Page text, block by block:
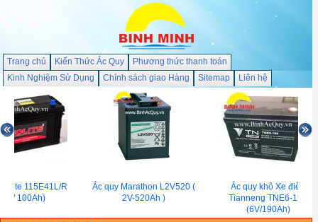
Trang chủ Kiến Thức Ắc Quy
Phương thức thanh toán
Kinh Nghiệm Sử Dụng
Chính sách giao Hàng Sitemap Liên hệ
115E41L/R
100Ah)
Ắc quy Marathon L2V520 (
2V-520Ah )
Ắc quy khô Xe điên
Tianneng TNE6-190
(6V/190Ah)